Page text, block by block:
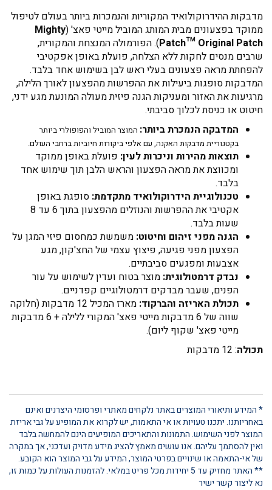
מדבקות ההידרוקולואיד המקוריות והנמכרות ביותר בעולם לטיפול
ממוקד בפצעונים מבית המותג המוביל מייטי פאצ' (Mighty
Patch™ Original Patch). הפורמולה המנצחת והמקורית,
שרבים מנסים לחקות ללא הצלחה, פועלת באופן אפקטיבי
להפחתת מראה פצעונים בעלי ראש לבן בשימוש אחד בלבד.
המדבקות סופגות ביעילות את ההפרשות מהפצעון לאורך הלילה,
מרגיעות את האזור ומעניקות הגנה פיזית מעולה המונעת מגע ידני,
חיטוט או כניסת לכלוך סביבתי.
המדבקה הנמכרת ביותר: המוצר המוביל והפופולרי ביותר
בקטגוריית מדבקות האקנה, עם אלפי ביקורות חיוביות ברחבי העולם.
תוצאות מהירות וניכרות לעין: פועלת באופן ממוקד
ומכווצת את מראה הפצעון והראש הלבן תוך שימוש אחד
בלבד.
טכנולוגיית הידרוקולואיד מתקדמת: סופגת באופן
אקטיבי את ההפרשות והנוזלים מהפצעון בתוך 6 עד 8
שעות בלבד.
הגנה מפני זיהום וחיטוט: משמשת כמחסום פיזי המגן על
הפצעון מפני פגיעה, פיצוץ עצמי של החצ'קון, מגע
אצבעות ומפגעים סביבתיים.
נבדק דרמטולוגית: מוצר בטוח ועדין לשימוש על עור
הפנים, שעבר מבדקים דרמטולוגיים קפדניים.
תכולת האריזה והברקוד:
מארז המכיל 12 מדבקות (חלוקה
שווה של 6 מדבקות מייטי פאצ' המקורי ללילה + 6 מדבקות
מייטי פאצ' שקוף ליום).
תכולה: 12 מדבקות
* המידע ותיאורי המוצרים באתר נלקחים מאתרי ופרסומי היצרנים ואינם
באחריותנו. יתכנו טעויות או אי התאמות, יש לקרוא את המופיע על גבי אריזת
המוצר לפני השימוש. התמונות והתאריכים המופיעים הינם להמחשה בלבד
ואין להסתמך עליהם. אנו עושים מאמץ להציג מידע מדויק ועדכני, אך במקרה
של אי-התאמה או שינויים בפרטי המוצר, המידע על גבי המוצר הוא הקובע.
** האתר מחזיק עד 5 יחידות מכל פריט במלאי. להזמנות העולות על כמות זו,
נא ליצור קשר ישיר